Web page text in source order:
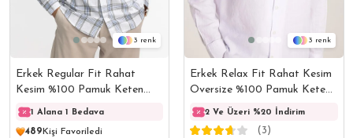
3
Erkek Regular Fit Rahat
Kesim %100 Pamuk Keten
Doku Ekoseli Düğmeli Yaka
Beyaz Gömlek
1 Alana 1 Bedava 1 Alana 1 Bedava
489 Kişi Favoriledi
3
Erkek Relax Fit Rahat Kesim
Oversize %100 Pamuk Keten
Doku Apaş Yaka Beyaz
Gömlek
2 Ve Üzeri %20 İndirim
(3)